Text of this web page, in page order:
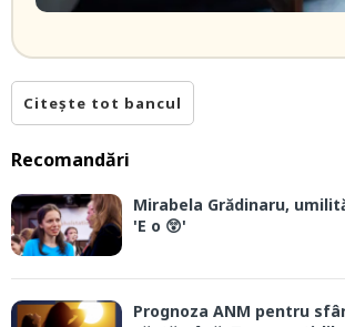
Citește tot bancul
Recomandări
Mirabela Grădinaru,
'E o 😲'
Prognoza ANM pentru